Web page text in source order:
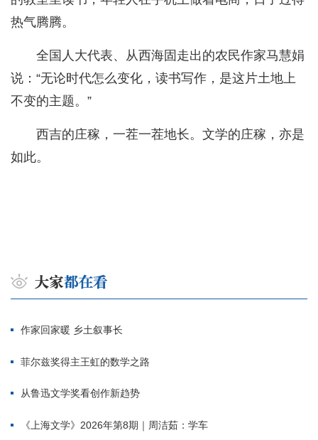
热气腾腾。
全国人大代表、从西海固走出的农民作家马慧娟
说：“无论时代怎么变化，读书写作，是这片土地上
不变的主题。”
西吉的庄稼，一茬一茬地长。文学的庄稼，亦是
如此。
作家回家暖 乡土叙事长
菲尔兹奖得主王虹的数学之路
从鲁迅文学奖看创作新趋势
《上海文学》2026年第8期｜周洁茹：学车